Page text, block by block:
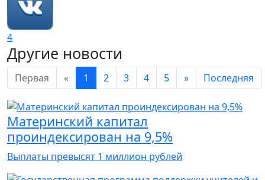
4
Другие новости
Первая « 1 2 3 4 5 » Последняя
Материнский капитал
проиндексирован на 9,5%
Выплаты превысят 1 миллион рублей